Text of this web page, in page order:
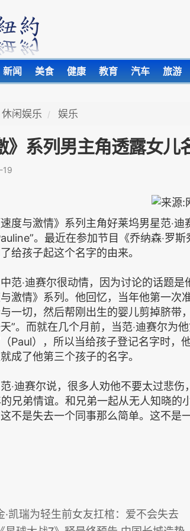
新闻 美食 健康 教育 汽车 旅游
休闲娱乐 娱乐
》系列男主角透露女儿
19
度与激情》系列主角好莱坞男星范‧
。最近在参加节目《乔纳森‧罗
给孩子起这个名字的由来。
范‧迪赛尔很动情，因为讨论的话题
与激情》系列。他回忆，当年他第一次
一切，然后帮刚出生的婴儿剪掉脐带
”。而就在几个月前，当范‧迪赛尔为
Paul），所以当给孩子登记名字时，
成了他第三个孩子的名字。
‧迪赛尔说，很多人劝他不要太过悲
兄弟情谊。和兄弟一起从无人知晓的
不是失去一个同事那么简单。这不是
‧凯瑞为轻生前女友扛棺：爱不会失去